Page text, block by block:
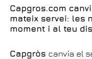
Capgros.com
mateix servei: les
moment i al teu
Capgròs canvia el